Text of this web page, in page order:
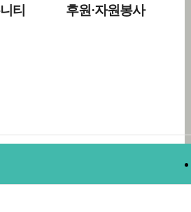
티 후원·자원봉사
자료집